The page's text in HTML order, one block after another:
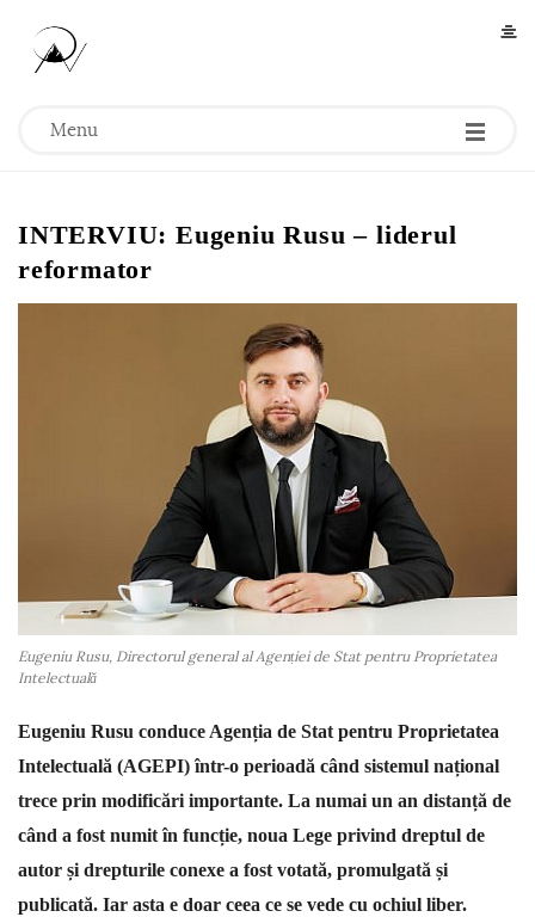
e
s
t
s
Menu
INTERVIU: Eugeniu Rusu – liderul
reformator
Eugeniu Rusu, Directorul general al Agenției de Stat pentru Proprietatea
Intelectuală
Eugeniu Rusu conduce Agenția de Stat pentru Proprietatea
Intelectuală (AGEPI) într-o perioadă când sistemul național
trece prin modificări importante. La numai un an distanță de
când a fost numit în funcție, noua Lege privind dreptul de
autor și drepturile conexe a fost votată, promulgată și
publicată. Iar asta e doar ceea ce se vede cu ochiul liber.